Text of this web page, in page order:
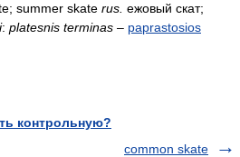
summer skate rus. ежовый скат;
: platesnis terminas – paprastosios
контрольную?
common skate